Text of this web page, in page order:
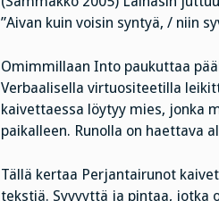
”Aivan kuin voisin syntyä, / niin
Omimmillaan Into paukuttaa
Verbaalisella virtuositeetilla
kaivettaessa löytyy mies, jonka
paikalleen. Runolla on haettava
Tällä kertaa Perjantairunot
tekstiä. Syvyyttä ja pintaa, jotka